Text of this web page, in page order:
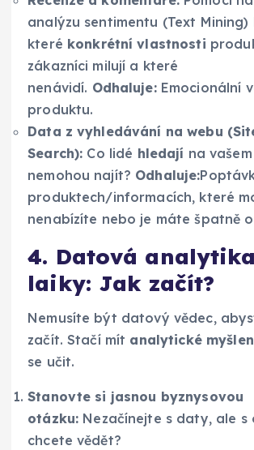
analýzu sentimentu (Text Mining)
které konkrétní vlastnosti
zákazníci milují a které
nenávidí. Odhaluje:Emocionální
produktu.
Data z vyhledávání na webu
Search): Co lidé hledají na
nemohou najít? Odhaluje:
produktech/informacích, které
nenabízíte nebo je máte špatně
4. Datová
laiky: Jak začít?
Nemusíte být datový vědec,
začít. Stačí mít analytické
se učit.
Stanovte si jasnou byznysovou
otázku: Nezačínejte s daty, ale s
chcete vědět?